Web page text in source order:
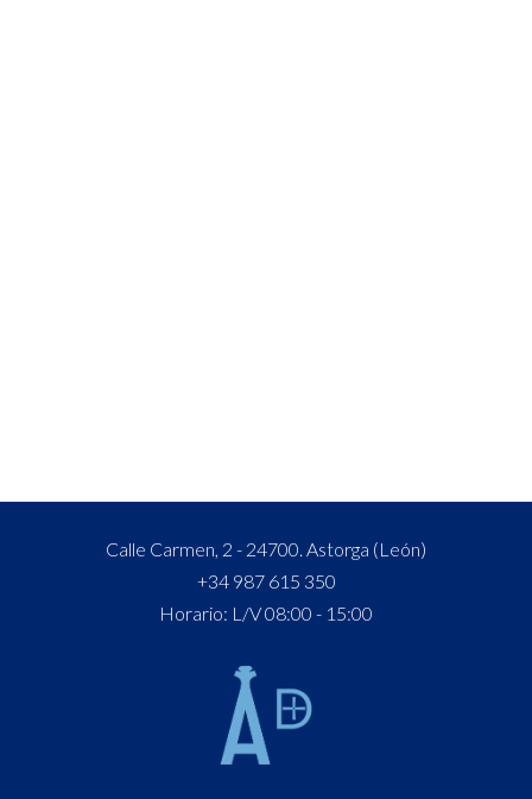
Calle Carmen, 2 - 24700. Astorga (León)
+34 987 615 350
Horario: L/V 08:00 - 15:00